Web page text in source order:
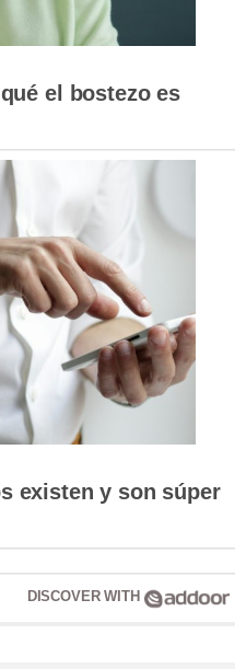
el bostezo es
existen y son súper
DISCOVER WITH